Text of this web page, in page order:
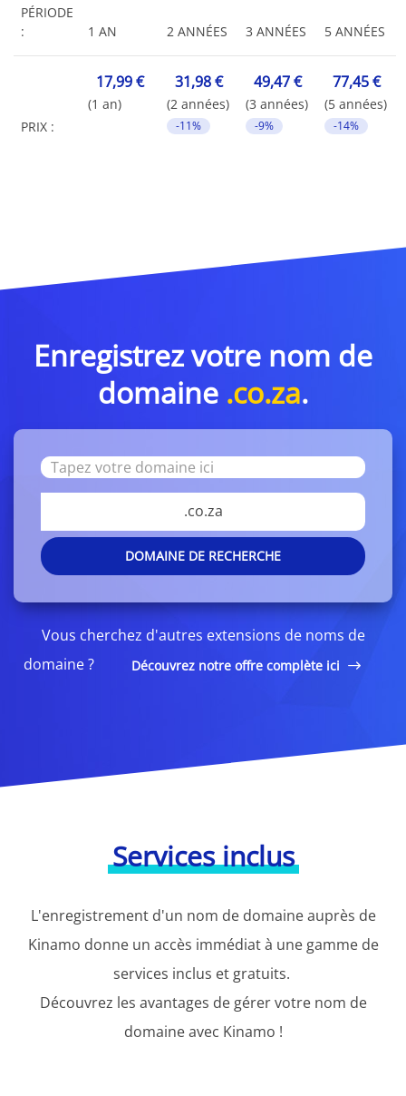
PÉRIODE
:
1 AN 2 ANNÉES 3 ANNÉES 5 ANNÉES
PRIX :
17,99 €
(1 an)
31,98 €
(2 années)
-11%
49,47 €
(3 années)
-9%
77,45 €
(5 années)
-14%
Enregistrez votre nom de
domaine .co.za.
.co.za
DOMAINE DE RECHERCHE
Vous cherchez d'autres extensions de noms de
domaine ?
Découvrez notre offre complète ici
Services inclus
L'enregistrement d'un nom de domaine auprès de
Kinamo donne un accès immédiat à une gamme de
services inclus et gratuits.
Découvrez les avantages de gérer votre nom de
domaine avec Kinamo !